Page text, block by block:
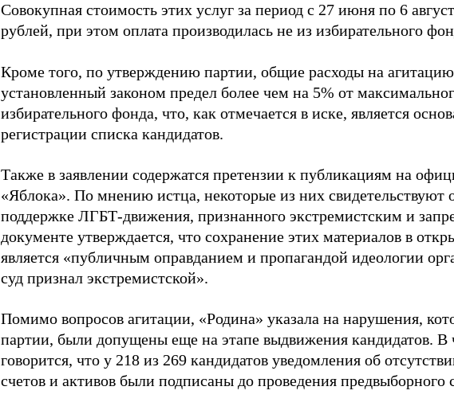
Совокупная стоимость этих услуг за период с 27 июня по 6
рублей, при этом оплата производилась не из избирательного
Кроме того, по утверждению партии, общие расходы на
установленный законом предел более чем на 5% от
избирательного фонда, что, как отмечается в иске, является
регистрации списка кандидатов.
Также в заявлении содержатся претензии к публикациям на
«Яблока». По мнению истца, некоторые из них свидетельствуют
поддержке ЛГБТ-движения, признанного экстремистским и
документе утверждается, что сохранение этих материалов в
является «публичным оправданием и пропагандой идеологии
суд признал экстремистской».
Помимо вопросов агитации, «Родина» указала на нарушения,
партии, были допущены еще на этапе выдвижения кандидатов. В
говорится, что у 218 из 269 кандидатов уведомления об
счетов и активов были подписаны до проведения предвыборного